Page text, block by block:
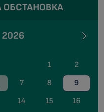
2026
1
2
7 8
9
14 15
16